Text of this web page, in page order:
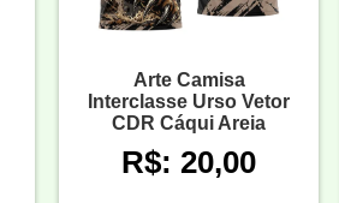
Arte Camisa
Interclasse Urso Vetor
CDR Cáqui Areia
R$: 20,00